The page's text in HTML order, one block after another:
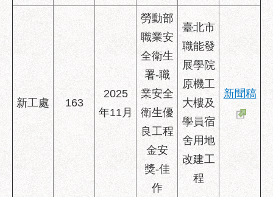
新工處 163
2025
年11月
勞動部
職業安
全衛生
署-職
業安全
衛生優
良工程
金安
獎-佳
作
臺北市
職能發
展學院
原機工
大樓及
學員宿
舍用地
改建工
程
新聞稿